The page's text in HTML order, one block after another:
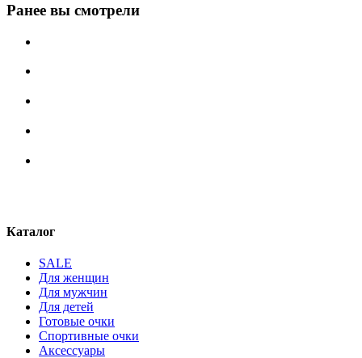
Ранее вы смотрели
Каталог
SALE
Для женщин
Для мужчин
Для детей
Готовые очки
Спортивные очки
Аксессуары